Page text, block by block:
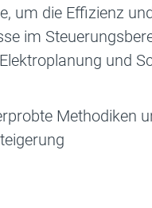
um die Effizienz
im
und
Methodiken